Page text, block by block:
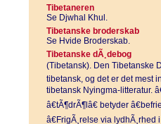
Tibetaneren
Se Djwhal Khul.
Tibetanske broderskab
Se Hvide Broderskab.
Tibetanske dÃ¸debog
(Tibetansk). Den Tibetanske
tibetansk, og det er det mest
tibetansk Nyingma-litteratur.
â€tÃ¶drÃ¶lâ€ betyder
â€FrigÃ¸relse via